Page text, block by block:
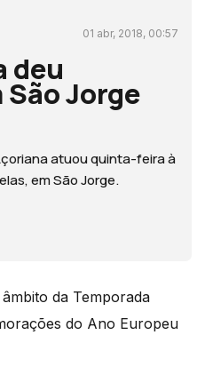
01 abr, 2018, 00:57
deu
Jorge
atuou quinta-feira à
em São Jorge.
da Temporada
do Ano Europeu